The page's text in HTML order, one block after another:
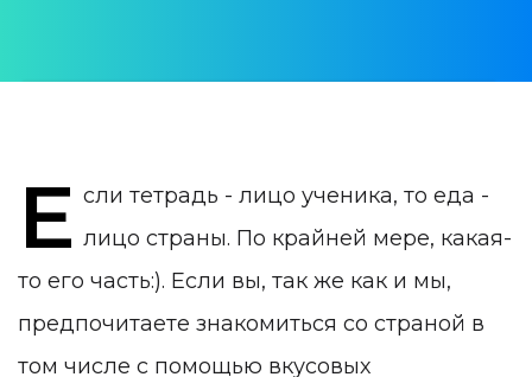
КАТЕГОРИЯ:
Е сли тетрадь - лицо ученика, то еда -
лицо страны. По крайней мере, какая-
то его часть:). Если вы, так же как и мы,
предпочитаете знакомиться со страной в
том числе с помощью вкусовых